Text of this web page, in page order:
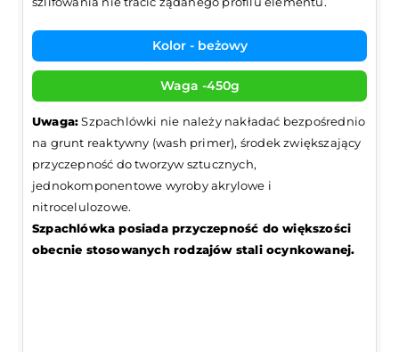
Kolor - beżowy
Waga -450g
Uwaga:Szpachlówki nie należy nakładać bezpośrednio
na grunt reaktywny (wash primer), środek zwiększający
przyczepność do tworzyw sztucznych,
jednokomponentowe wyroby akrylowe i
nitrocelulozowe.
Szpachlówka posiada przyczepność do większości
obecnie stosowanych rodzajów stali ocynkowanej.